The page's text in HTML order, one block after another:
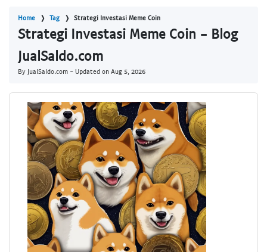
Home Tag Strategi Investasi Meme Coin
Strategi Investasi Meme Coin - Blog
JualSaldo.com
By JualSaldo.com - Updated on Aug 5, 2026